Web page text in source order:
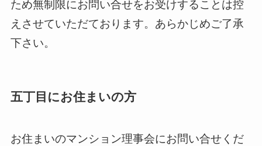
ため無制限にお問い合せをお受けすることは控
えさせていただております。あらかじめご了承
下さい。
五丁目にお住まいの方
お住まいのマンション理事会にお問い合せくだ